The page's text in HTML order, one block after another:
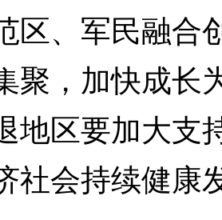
区、军民融合
聚，加快成长
地区要加大支
社会持续健康